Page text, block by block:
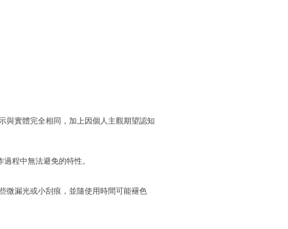
與實體完全相同，加上因個人主觀期望認知
程中無法避免的特性。
微漏光或小刮痕，並隨使用時間可能褪色